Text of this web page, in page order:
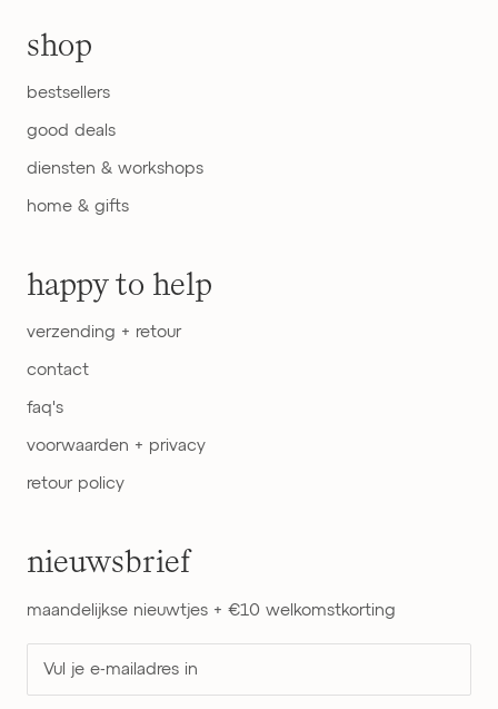
shop
bestsellers
good deals
diensten & workshops
home & gifts
happy to help
verzending + retour
contact
faq's
voorwaarden + privacy
retour policy
nieuwsbrief
maandelijkse nieuwtjes + €10 welkomstkorting